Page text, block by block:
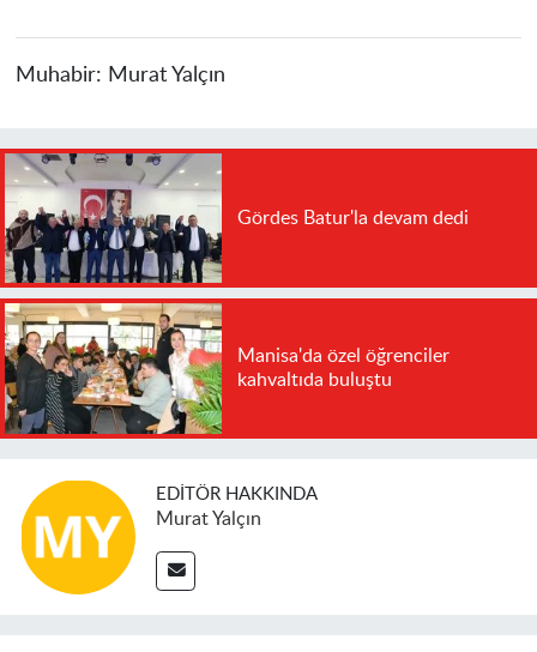
Muhabir: Murat Yalçın
Gördes Batur'la devam dedi
Manisa'da özel öğrenciler
kahvaltıda buluştu
EDITÖR HAKKINDA
Murat Yalçın